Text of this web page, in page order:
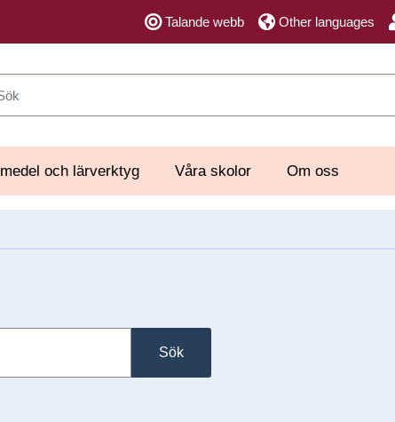
Talande webb Other languages
och lärverktyg Våra skolor Om oss
Sök